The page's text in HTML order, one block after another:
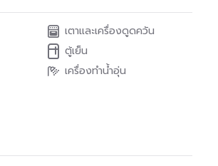
เตาและเครื่องดูดควัน
ตู้เย็น
เครื่องทำน้ำอุ่น